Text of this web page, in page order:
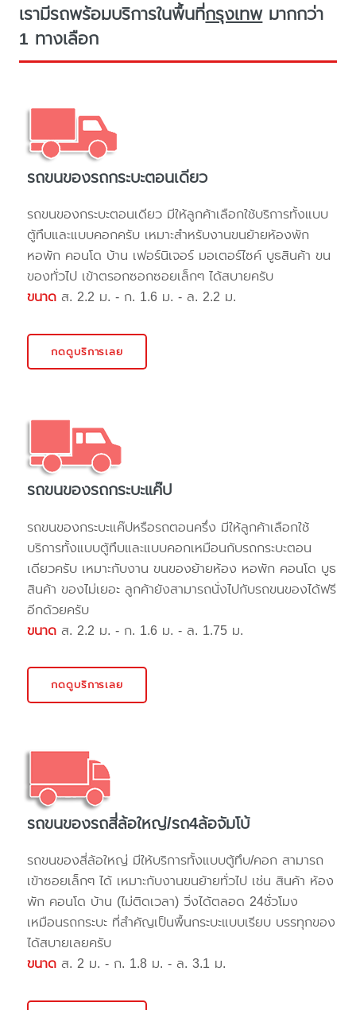
เรามีรถพร้อมบริการในพื้นที่กรุงเทพมากกว่า
1 ทางเลือก
รถขนของรถกระบะตอนเดียว
รถขนของกระบะตอนเดียว มีให้ลูกค้าเลือกใช้บริการทั้งแบบ
ตู้ทึบและแบบคอกครับ เหมาะสำหรับงานขนย้ายห้องพัก
หอพัก คอนโด บ้าน เฟอร์นิเจอร์ มอเตอร์ไซค์ บูธสินค้า ขน
ของทั่วไป เข้าตรอกซอกซอยเล็กๆ ได้สบายครับ
ขนาด ส. 2.2 ม. - ก. 1.6 ม. - ล. 2.2 ม.
กดดูบริการเลย
รถขนของรถกระบะแค๊ป
รถขนของกระบะแค๊ปหรือรถตอนครึ่ง มีให้ลูกค้าเลือกใช้
บริการทั้งแบบตู้ทึบและแบบคอกเหมือนกับรถกระบะตอน
เดียวครับ เหมาะกับงาน ขนของย้ายห้อง หอพัก คอนโด บูธ
สินค้า ของไม่เยอะ ลูกค้ายังสามารถนั่งไปกับรถขนของได้ฟรี
อีกด้วยครับ
ขนาด ส. 2.2 ม. - ก. 1.6 ม. - ล. 1.75 ม.
กดดูบริการเลย
รถขนของรถสี่ล้อใหญ่/รถ4ล้อจัมโบ้
รถขนของสี่ล้อใหญ่ มีให้บริการทั้งแบบตู้ทึบ/คอก สามารถ
เข้าซอยเล็กๆ ได้ เหมาะกับงานขนย้ายทั่วไป เช่น สินค้า ห้อง
พัก คอนโด บ้าน (ไม่ติดเวลา) วิ่งได้ตลอด 24ชั่วโมง
เหมือนรถกระบะ ที่สำคัญเป็นพื้นกระบะแบบเรียบ บรรทุกของ
ได้สบายเลยครับ
ขนาด ส. 2 ม. - ก. 1.8 ม. - ล. 3.1 ม.